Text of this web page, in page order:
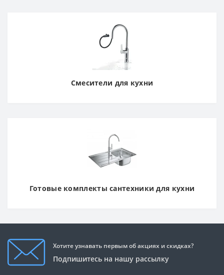
Смесители для кухни
Готовые комплекты сантехники для кухни
Хотите узнавать первым об акциях и скидках?
Подпишитесь на нашу рассылку